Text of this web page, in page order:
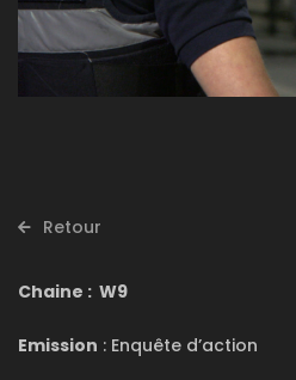
Retour
Chaine : W9
Emission : Enquête d’action